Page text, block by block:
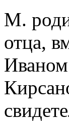
М.
отца,
Иваном